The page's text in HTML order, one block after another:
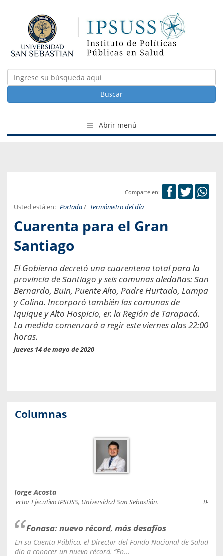
Buscar
Abrir menú
Comparte en:
Usted está en: Portada/ Termómetro del día
Cuarenta para el Gran
Santiago
El Gobierno decretó una cuarentena total para la
provincia de Santiago y seis comunas aledañas: San
Bernardo, Buin, Puente Alto, Padre Hurtado, Lampa
y Colina. Incorporó también las comunas de
Iquique y Alto Hospicio, en la Región de Tarapacá.
La medida comenzará a regir este viernes alas 22:00
horas.
Jueves 14 de mayo de 2020
Columnas
Jorge Acosta
Director Ejecutivo IPSUSS, Universidad San Sebastián.
Fonasa: nuevo récord, más desafíos
En su Cuenta Pública, el Director del Fondo Nacional de Salud
dio a conocer un nuevo récord: “En...